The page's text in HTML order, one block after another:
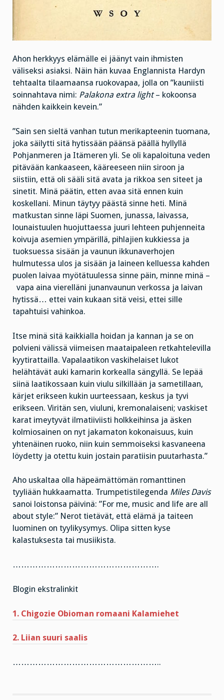
Ahon herkkyys elämälle ei jäänyt vain ihmisten
väliseksi asiaksi. Näin hän kuvaa Englannista Hardyn
tehtaalta tilaamaansa ruokovapaa, jolla on ”kauniisti
soinnahtava nimi: Palakona extra light– kokoonsa
nähden kaikkein kevein.”
”Sain sen sieltä vanhan tutun merikapteenin tuomana,
joka säilytti sitä hytissään päänsä päällä hyllyllä
Pohjanmeren ja Itämeren yli. Se oli kapaloituna veden
pitävään kankaaseen, kääreeseen niin siroon ja
siistiin, että oli sääli sitä avata ja rikkoa sen siteet ja
sinetit. Minä päätin, etten avaa sitä ennen kuin
koskellani. Minun täytyy päästä sinne heti. Minä
matkustan sinne läpi Suomen, junassa, laivassa,
lounaistuulen huojuttaessa juuri lehteen puhjenneita
koivuja asemien ympärillä, pihlajien kukkiessa ja
tuoksuessa sisään ja vaunun ikkunaverhojen
hulmutessa ulos ja sisään ja laineen kelluessa kahden
puolen laivaa myötätuulessa sinne päin, minne minä –
vapa aina vierelläni junanvaunun verkossa ja laivan
hytissä… ettei vain kukaan sitä veisi, ettei sille
tapahtuisi vahinkoa.
Itse minä sitä kaikkialla hoidan ja kannan ja se on
polvieni välissä viimeisen maataipaleen retkahtelevilla
kyytirattailla. Vapalaatikon vaskihelaiset lukot
helähtävät auki kamarin korkealla sängyllä. Se lepää
siinä laatikossaan kuin viulu silkillään ja sametillaan,
kärjet erikseen kukin uurteessaan, keskus ja tyvi
erikseen. Viritän sen, viuluni, kremonalaiseni; vaskiset
karat imeytyvät ilmatiiviisti holkkeihinsa ja äsken
kolmiosainen on nyt jakamaton kokonaisuus, kuin
yhtenäinen ruoko, niin kuin semmoiseksi kasvaneena
löydetty ja otettu kuin jostain paratiisin puutarhasta.”
Aho uskaltaa olla häpeämättömän romanttinen
tyyliään hukkaamatta. Trumpetistilegenda Miles Davis
sanoi loistonsa päivinä: ”For me, music and life are all
about style:” Nerot tietävät, että elämä ja taiteen
luominen on tyylikysymys. Olipa sitten kyse
kalastuksesta tai musiikista.
…………………………………………….
Blogin ekstralinkit
1. Chigozie Obioman romaani Kalamiehet
2. Liian suuri saalis
……………………………………………..